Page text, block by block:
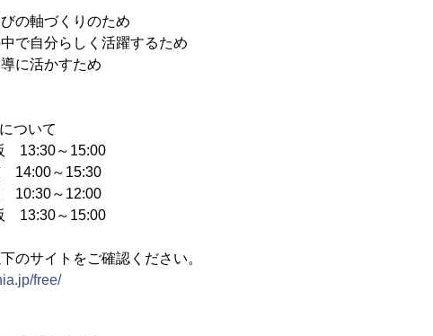
の軸づくりのため
で自分らしく活躍するため
に活かすため
ついて
13:30～15:00
14:00～15:30
10:30～12:00
13:30～15:00
のサイトをご確認ください。
free/